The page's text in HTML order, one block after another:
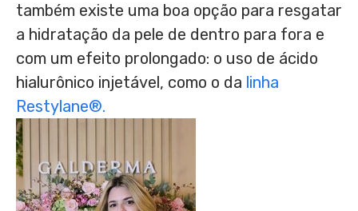
também existe uma boa opção para resgatar
a hidratação da pele de dentro para fora e
com um efeito prolongado: o uso de ácido
hialurônico injetável, como o da linha
Restylane®.